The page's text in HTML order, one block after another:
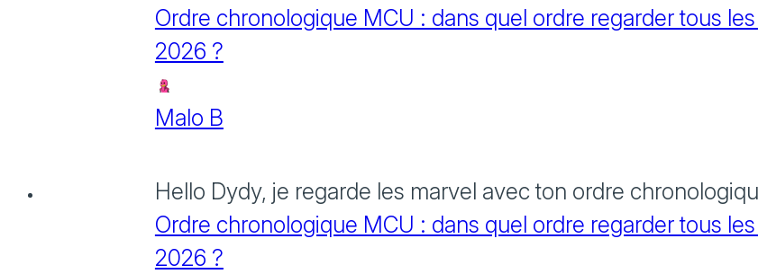
Ordre chronologique MCU : dans quel ordre regarder tous
2026 ?
Malo B
Hello Dydy, je regarde les marvel avec ton ordre
Ordre chronologique MCU : dans quel ordre regarder tous
2026 ?